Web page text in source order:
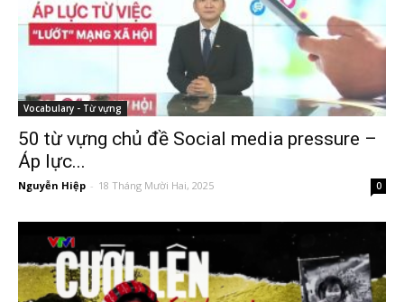
Vocabulary - Từ vựng
50 từ vựng chủ đề Social media pressure –
Áp lực...
Nguyễn Hiệp - 18 Tháng Mười Hai, 2025 0